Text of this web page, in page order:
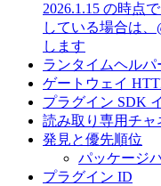
2026.1.15 の時点
している場合は、
します
ランタイムヘルパ
ゲートウェイ
プラグイン SDK
読み取り専用チャ
発見と優先順位
パッケージ
プラグイン ID